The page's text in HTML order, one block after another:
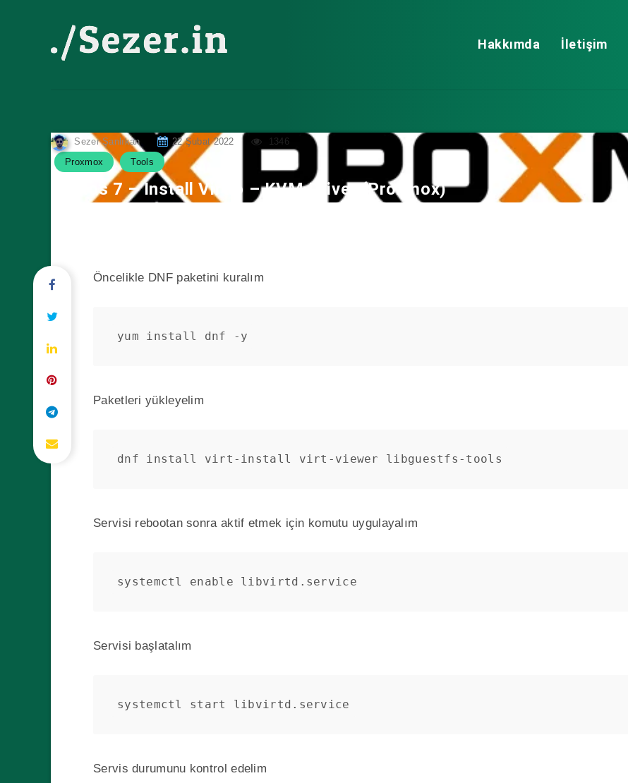
Hakkımda İletişim
Sezer Şanlıkan 22 Şubat 2022
1346
Proxmox
Tools
Centos 7 – Install Virtio – KVM Driver (Proxmox)
Öncelikle DNF paketini kuralım
yum install dnf -y
Paketleri yükleyelim
dnf install virt-install virt-viewer libguestfs-tools
Servisi rebootan sonra aktif etmek için komutu uygulayalım
systemctl enable libvirtd.service
Servisi başlatalım
systemctl start libvirtd.service
Servis durumunu kontrol edelim